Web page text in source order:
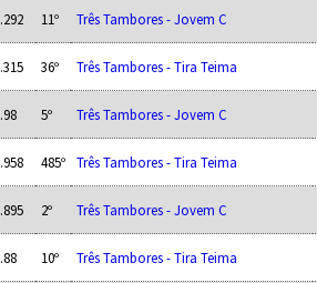
11º Três Tambores - Jovem C
36º Três Tambores - Tira Teima
5º Três Tambores - Jovem C
485º Três Tambores - Tira Teima
2º Três Tambores - Jovem C
10º Três Tambores - Tira Teima